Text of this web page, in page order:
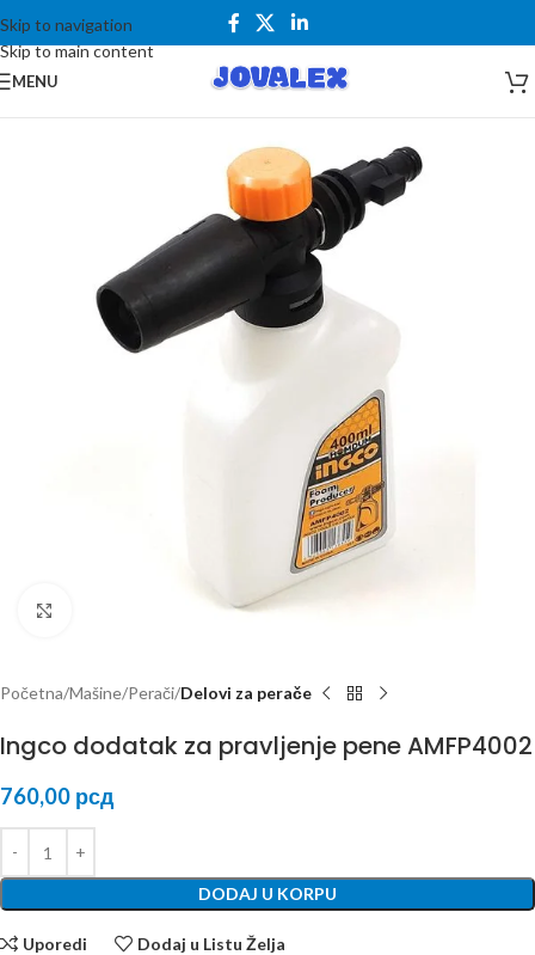
Skip to navigation
Skip to main content
MENU
Kliknite za uvećanje
Početna Mašine Perači Delovi za perače
Ingco dodatak za pravljenje pene AMFP4002
760,00 рсд
DODAJ U KORPU
Uporedi Dodaj u Listu Želja